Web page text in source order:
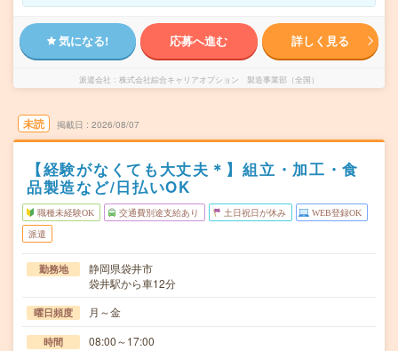
気になる! 応募へ進む 詳しく見る
派遣会社 株式会社綜合キャリアオプション 製造事業部（全国）
未読 掲載日 2026/08/07
【経験がなくても大丈夫＊】組立・加工・食
品製造など/日払いOK
職種未経験OK 交通費別途支給あり 土日祝日が休み WEB登録OK
派遣
勤務地
静岡県袋井市
袋井駅から車12分
曜日頻度 月～金
時間 08:00～17:00